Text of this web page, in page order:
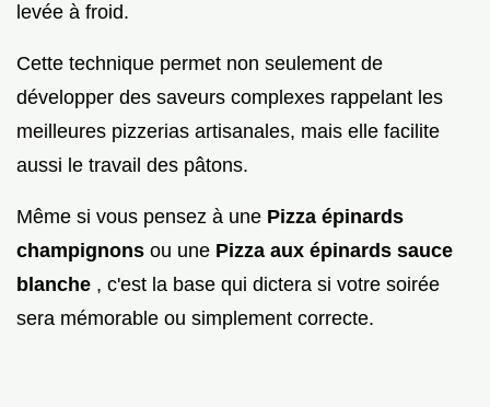
levée à froid.
Cette technique permet non seulement de
développer des saveurs complexes rappelant les
meilleures pizzerias artisanales, mais elle facilite
aussi le travail des pâtons.
Même si vous pensez à une Pizza épinards
champignons ou une Pizza aux épinards sauce
blanche , c'est la base qui dictera si votre soirée
sera mémorable ou simplement correcte.